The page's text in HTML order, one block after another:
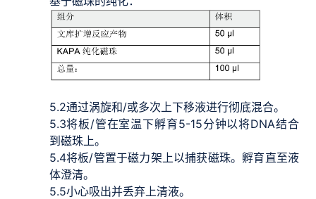
5.2通过涡旋和/或多次上下移液进行彻底混合。
5.3将板/管在室温下孵育5-15分钟以将DNA结合
到磁珠上。
5.4将板/管置于磁力架上以捕获磁珠。孵育直至液
体澄清。
5.5小心吸出并丢弃上清液。